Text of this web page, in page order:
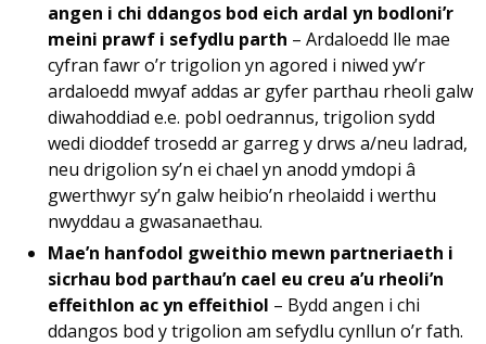
angen i chi ddangos bod eich ardal yn bodloni’r
meini prawf i sefydlu parth – Ardaloedd lle mae
cyfran fawr o’r trigolion yn agored i niwed yw’r
ardaloedd mwyaf addas ar gyfer parthau rheoli galw
diwahoddiad e.e. pobl oedrannus, trigolion sydd
wedi dioddef trosedd ar garreg y drws a/neu ladrad,
neu drigolion sy’n ei chael yn anodd ymdopi â
gwerthwyr sy’n galw heibio’n rheolaidd i werthu
nwyddau a gwasanaethau.
Mae’n hanfodol gweithio mewn partneriaeth i
sicrhau bod parthau’n cael eu creu a’u rheoli’n
effeithlon ac yn effeithiol – Bydd angen i chi
ddangos bod y trigolion am sefydlu cynllun o’r fath.